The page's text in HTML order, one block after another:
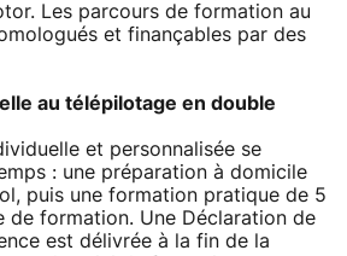
Les parcours de formation au
et finançables par des
au télépilotage en double
et personnalisée se
: une préparation à domicile
puis une formation pratique de 5
de formation. Une Déclaration de
est délivrée à la fin de la